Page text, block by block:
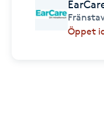
Öppet